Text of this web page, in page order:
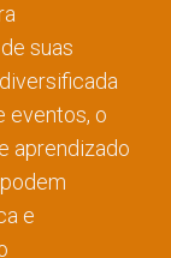
suas
eventos, o
aprendizado
e